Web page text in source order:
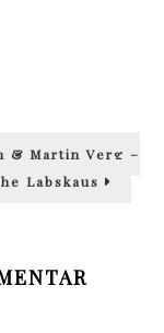
& Martin Verg –
Labskaus